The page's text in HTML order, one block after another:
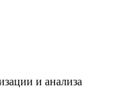
и анализа